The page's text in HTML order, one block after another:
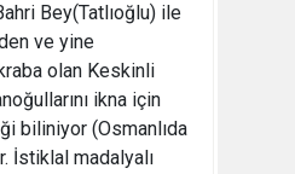
Bey(Tatlıoğlu) ile
ve yine
olan Keskinli
ikna için
biliniyor (Osmanlıda
İstiklal madalyalı